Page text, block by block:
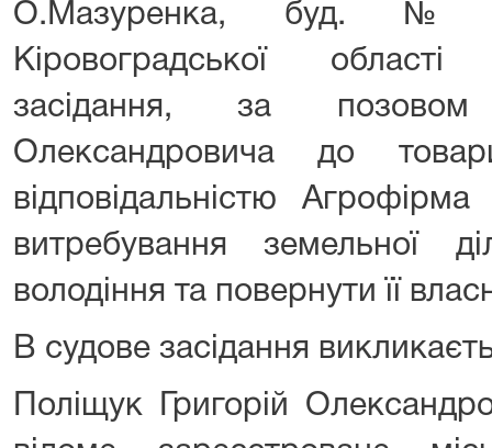
О.Мазуренка, буд. №
Кіровоградської
засідання, за позовом
Олександровича до
відповідальністю
витребування земельної
володіння та повернути її
В судове засідання
Поліщук Григорій